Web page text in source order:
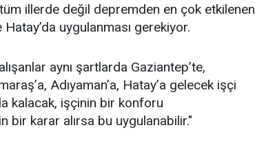
illerde değil depremden en çok etkilenen
uygulanması gerekiyor.
aynı şartlarda Gaziantep’te,
Adıyaman’a, Hatay’a gelecek işçi
kalacak, işçinin bir konforu
bir karar alırsa bu uygulanabilir."